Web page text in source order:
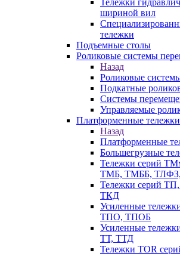
Тележки
шириной вил
тележки
Подъемные столы
Роликовые системы
Назад
Роликовые
Подкатные
Системы
Управляемые
Платформенные тележки
Назад
Платформенные
Большегрузные
Тележки серий
ТМБ, ТМББ,
Тележки серий
ТКД
Усиленные
ТПО, ТПОБ
Усиленные
ТТ, ТТД
Тележки TOR